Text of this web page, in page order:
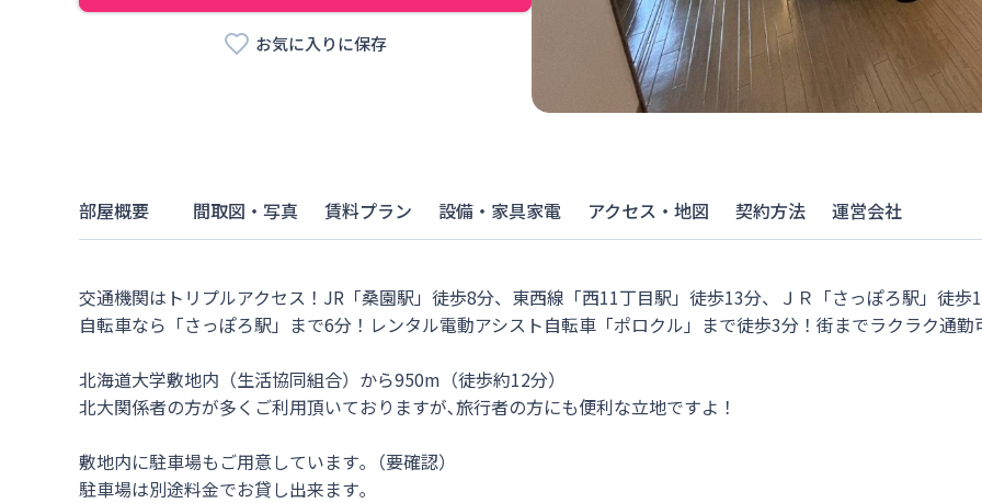
お気に入りに保存
部屋概要 間取図・写真 賃料プラン 設備・家具家電 アクセス・地図 契約方法 運営会社
交通機関はトリプルアクセス！JR「桑園駅」徒歩8分、東西線「西11丁目駅」徒歩13分、ＪＲ「さっぽろ駅」徒歩
自転車なら「さっぽろ駅」まで6分！レンタル電動アシスト自転車「ポロクル」まで徒歩3分！街までラクラク通勤
北海道大学敷地内（生活協同組合）から950m（徒歩約12分）
北大関係者の方が多くご利用頂いておりますが､旅行者の方にも便利な立地ですよ！
敷地内に駐車場もご用意しています｡（要確認）
駐車場は別途料金でお貸し出来ます｡